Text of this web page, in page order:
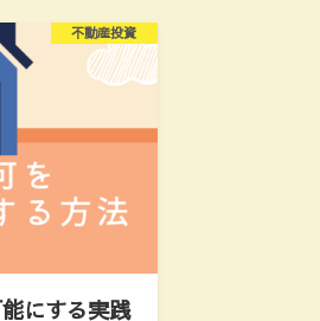
不動産投資
にする実践